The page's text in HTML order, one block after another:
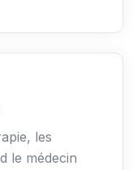
les
le médecin